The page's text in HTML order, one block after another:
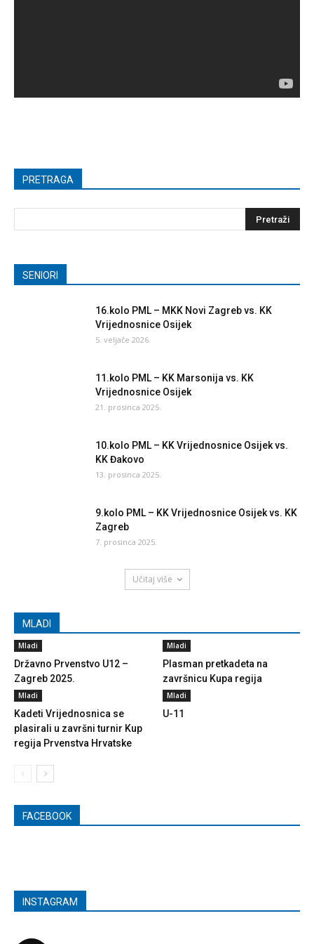
PRETRAGA
SENIORI
16.kolo PML – MKK Novi Zagreb vs. KK
Vrijednosnice Osijek
5. veljače 2026.
11.kolo PML – KK Marsonija vs. KK
Vrijednosnice Osijek
21. prosinca 2025.
10.kolo PML – KK Vrijednosnice Osijek vs.
KK Đakovo
13. prosinca 2025.
9.kolo PML – KK Vrijednosnice Osijek vs. KK
Zagreb
7. prosinca 2025.
Učitaj više
MLADI
Mladi
Državno Prvenstvo U12 –
Zagreb 2025.
Mladi
Plasman pretkadeta na
završnicu Kupa regija
Mladi
Kadeti Vrijednosnica se
plasirali u završni turnir Kup
regija Prvenstva Hrvatske
Mladi
U-11
FACEBOOK
INSTAGRAM